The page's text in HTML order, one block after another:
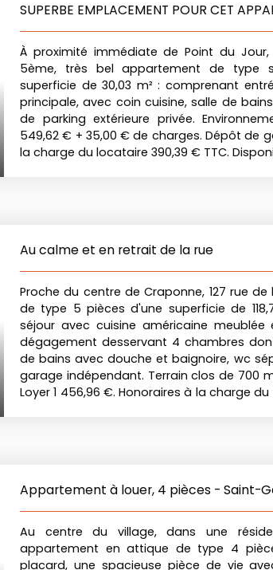
SUPERBE EMPLACEMENT POUR CET
À proximité immédiate de Point du
5ème, très bel appartement de type
superficie de 30,03 m² : comprenant
principale, avec coin cuisine, salle de
de parking extérieure privée.
549,62 € + 35,00 € de charges. Dépôt de
la charge du locataire 390,39 € TTC.
Au calme et en retrait de la rue
Proche du centre de Craponne, 127 rue
de type 5 pièces d'une superficie de
séjour avec cuisine américaine
dégagement desservant 4 chambres
de bains avec douche et baignoire, wc
garage indépendant. Terrain clos de 700
Loyer 1 456,96 €. Honoraires à la charge
Appartement à louer, 4 pièces - Saint-
Au centre du village, dans une
appartement en attique de type 4
placard, une spacieuse pièce de vie